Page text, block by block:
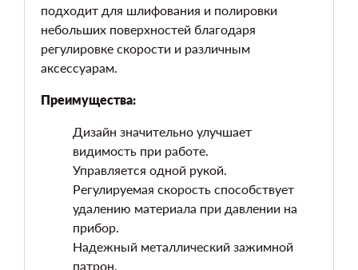
подходит для шлифования и полировки
небольших поверхностей благодаря
регулировке скорости и различным
аксессуарам.
Преимущества:
Дизайн значительно улучшает
видимость при работе.
Управляется одной рукой.
Регулируемая скорость способствует
удалению материала при давлении на
прибор.
Надежный металлический зажимной
патрон.